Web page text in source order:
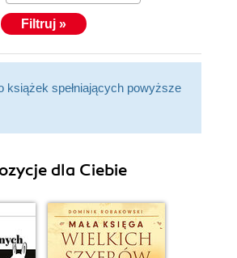
Filtruj »
książek spełniających powyższe
dla Ciebie